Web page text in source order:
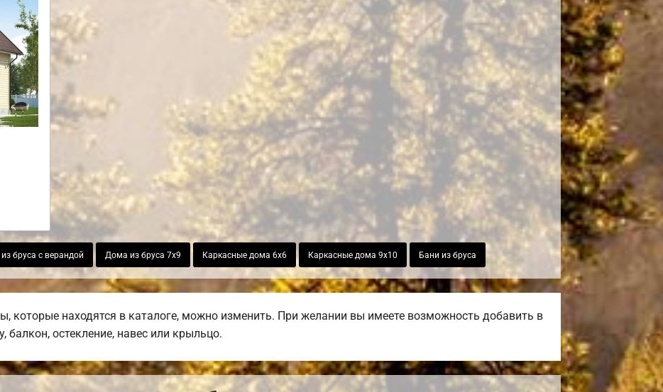
бруса с верандой Дома из бруса 7х9 Каркасные дома 6х6 Каркасные дома 9х10 Бани из бруса
которые находятся в каталоге, можно изменить. При желании вы имеете возможность добавить в
балкон, остекление, навес или крыльцо.